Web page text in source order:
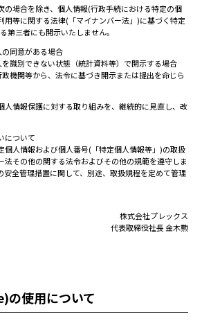
の場合を除き、個人情報(行政手続における特定の個
用等に関する法律(「マイナンバー法」)に基づく特定
第三者にも開示いたしません。
の同意がある場合
を識別できない状態（統計資料等）で開示する場合
政機関等から、法令に基づき開示または提出を命じら
人情報保護に対する取り組みを、継続的に見直し、改
について
個人情報および個人番号(「特定個人情報等」)の取扱
法その他の関する法令およびその他の規範を遵守しま
安全管理措置に関して、別途、取扱規程を定めて管理
株式会社プレックス
代表取締役社長 金木勲
の使用について